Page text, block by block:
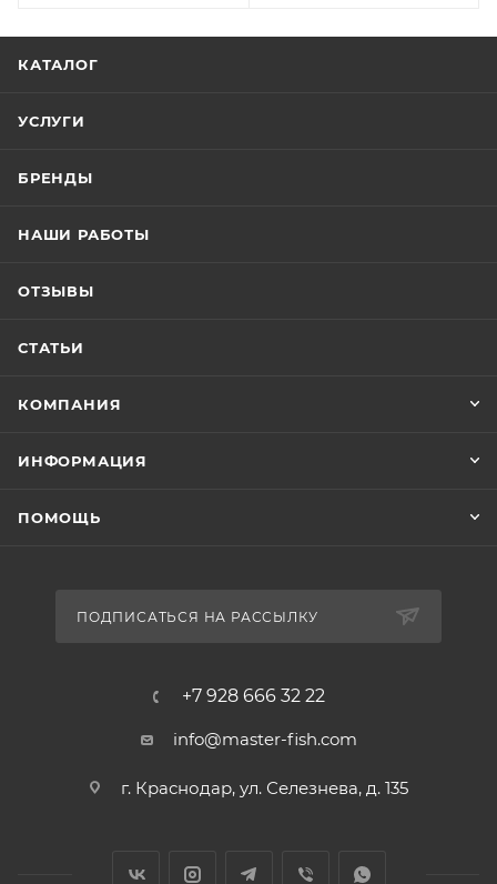
КАТАЛОГ
УСЛУГИ
БРЕНДЫ
НАШИ РАБОТЫ
ОТЗЫВЫ
СТАТЬИ
КОМПАНИЯ
ИНФОРМАЦИЯ
ПОМОЩЬ
ПОДПИСАТЬСЯ НА РАССЫЛКУ
+7 928 666 32 22
info@master-fish.com
г. Краснодар, ул. Селезнева, д. 135